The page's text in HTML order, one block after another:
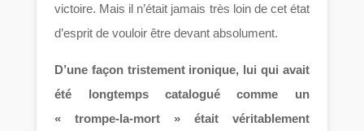
victoire. Mais il n’était jamais très loin de cet état
d’esprit de vouloir être devant absolument.
D’une façon tristement ironique, lui qui avait
été longtemps catalogué comme un
« trompe-la-mort » était véritablement